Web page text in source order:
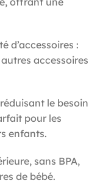
d’accessoires :
accessoires
le besoin
pour les
enfants.
sans BPA,
de bébé.